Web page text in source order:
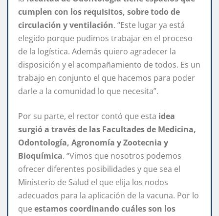
cumplen con los requisitos, sobre todo de
circulación y ventilación. “Este lugar ya está
elegido porque pudimos trabajar en el proceso
de la logística. Además quiero agradecer la
disposición y el acompañamiento de todos. Es un
trabajo en conjunto el que hacemos para poder
darle a la comunidad lo que necesita”.
Por su parte, el rector contó que esta idea
surgió a través de las Facultades de Medicina,
Odontología, Agronomía y Zootecnia y
Bioquímica. “Vimos que nosotros podemos
ofrecer diferentes posibilidades y que sea el
Ministerio de Salud el que elija los nodos
adecuados para la aplicación de la vacuna. Por lo
que estamos coordinando cuáles son los